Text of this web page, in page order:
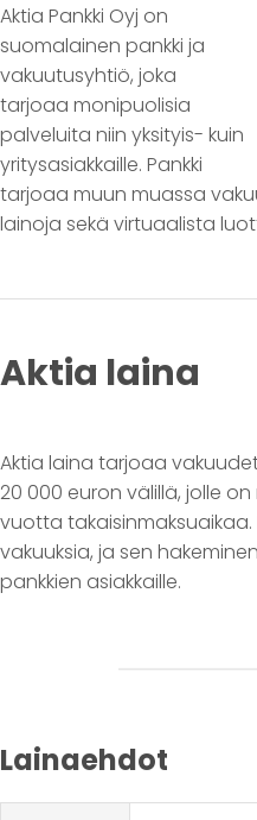
Aktia Pankki Oyj on
suomalainen pankki ja
vakuutusyhtiö, joka
tarjoaa monipuolisia
palveluita niin yksityis- kuin
yritysasiakkaille. Pankki
tarjoaa muun muassa
lainoja sekä virtuaalista
Aktia laina
Aktia laina tarjoaa
20 000 euron välillä, jolle
vuotta
vakuuksia, ja sen
pankkien asiakkaille.
Lainaehdot